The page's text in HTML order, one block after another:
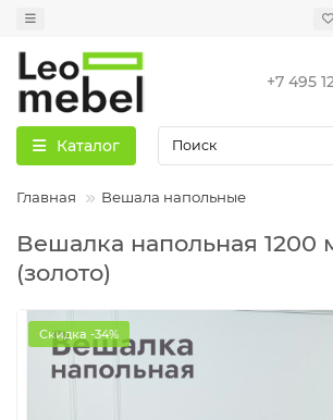
+7 495
Каталог
Главная Вешала напольные
Вешалка напольная 1200
(золото)
Скидка -34%